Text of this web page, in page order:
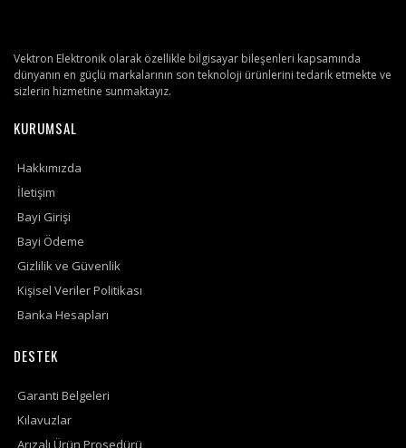
Vektron Elektronik olarak özellikle bilgisayar bileşenleri kapsamında
dünyanın en güçlü markalarının son teknoloji ürünlerini tedarik etmekte ve
sizlerin hizmetine sunmaktayız.
KURUMSAL
Hakkımızda
İletişim
Bayi Girişi
Bayi Ödeme
Gizlilik ve Güvenlik
Kişisel Veriler Politikası
Banka Hesapları
DESTEK
Garanti Belgeleri
Kılavuzlar
Arızalı Ürün Prosedürü